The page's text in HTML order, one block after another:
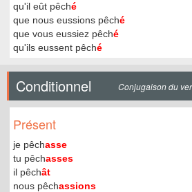
qu'il eût pêché
que nous eussions pêché
que vous eussiez pêché
qu'ils eussent pêché
Conditionnel Conjugaison du
Présent
je pêchasse
tu pêchasses
il pêchât
nous pêchassions